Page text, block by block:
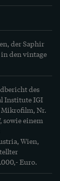
der Saphir
den vintage
des
Institute IGI
Nr.
sowie einem
Wien,
Euro.